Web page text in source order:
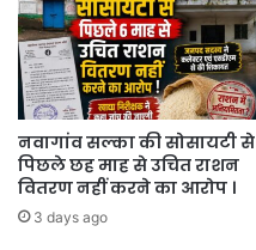
बयान
।
नवागांव सल्का की सोसायटी से
पिछले छह माह से उचित राशन
वितरण नहीं करने का आरोप ।
3 days ago